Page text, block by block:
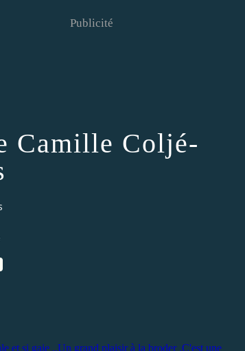
Publicité
Camille Coljé-
et si gaie ..Un grand plaisir à la broder .C'est une